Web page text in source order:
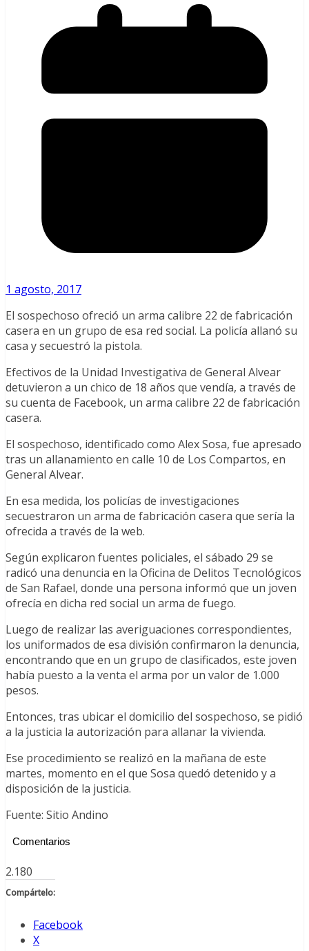
1 agosto, 2017
El sospechoso ofreció un arma calibre 22 de fabricación
casera en un grupo de esa red social. La policía allanó su
casa y secuestró la pistola.
Efectivos de la Unidad Investigativa de General Alvear
detuvieron a un chico de 18 años que vendía, a través de
su cuenta de Facebook, un arma calibre 22 de fabricación
casera.
El sospechoso, identificado como Alex Sosa, fue apresado
tras un allanamiento en calle 10 de Los Compartos, en
General Alvear.
En esa medida, los policías de investigaciones
secuestraron un arma de fabricación casera que sería la
ofrecida a través de la web.
Según explicaron fuentes policiales, el sábado 29 se
radicó una denuncia en la Oficina de Delitos Tecnológicos
de San Rafael, donde una persona informó que un joven
ofrecía en dicha red social un arma de fuego.
Luego de realizar las averiguaciones correspondientes,
los uniformados de esa división confirmaron la denuncia,
encontrando que en un grupo de clasificados, este joven
había puesto a la venta el arma por un valor de 1.000
pesos.
Entonces, tras ubicar el domicilio del sospechoso, se pidió
a la justicia la autorización para allanar la vivienda.
Ese procedimiento se realizó en la mañana de este
martes, momento en el que Sosa quedó detenido y a
disposición de la justicia.
Fuente: Sitio Andino
Comentarios
2.180
Compártelo:
Facebook
X